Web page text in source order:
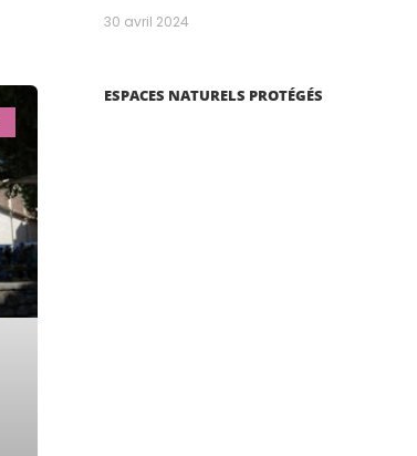
30 avril 2024
ESPACES NATURELS PROTÉGÉS